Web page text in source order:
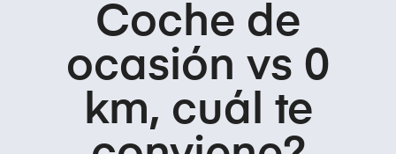
Coche de
ocasión vs 0
km, cuál te